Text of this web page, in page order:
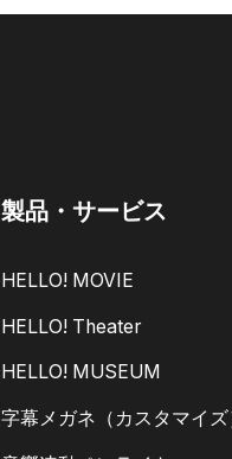
製品・サービス
HELLO! MOVIE
HELLO! Theater
HELLO! MUSEUM
字幕メガネ（カスタマイズ